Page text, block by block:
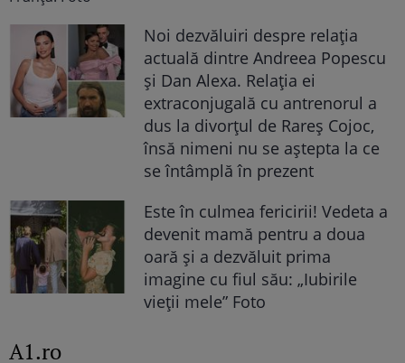
Noi dezvăluiri despre relația
actuală dintre Andreea Popescu
și Dan Alexa. Relația ei
extraconjugală cu antrenorul a
dus la divorțul de Rareș Cojoc,
însă nimeni nu se aștepta la ce
se întâmplă în prezent
Este în culmea fericirii! Vedeta a
devenit mamă pentru a doua
oară și a dezvăluit prima
imagine cu fiul său: „Iubirile
vieții mele” Foto
A1.ro